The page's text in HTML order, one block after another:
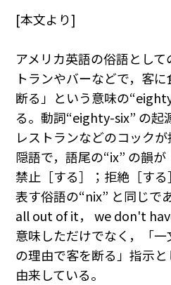
[本文より]
アメリカ英語の俗語とし
トランやバーなどで，客
断る」という意味の
る。動詞“eighty-six” の起
レストランなどのコック
隠語で，語尾の“ix” の韻
禁止［する］；拒絶［す
表す俗語の“nix” と同じで
all out of it， we don't
意味しただけでなく，「
の理由で客を断る」指示
由来している。